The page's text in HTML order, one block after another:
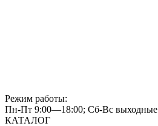
Режим работы:
Пн-Пт 9:00—18:00; Сб-Вс выходные
КАТАЛОГ